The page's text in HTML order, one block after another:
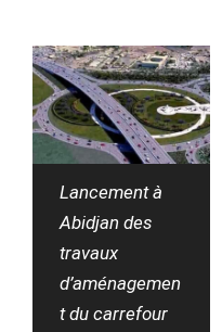
Lancement à
Abidjan des
travaux
d’aménagemen
t du carrefour